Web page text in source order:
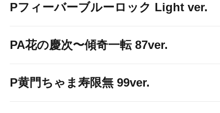
Pフィーバーブルーロック Light ver.
PA花の慶次〜傾奇一転 87ver.
P黄門ちゃま寿限無 99ver.